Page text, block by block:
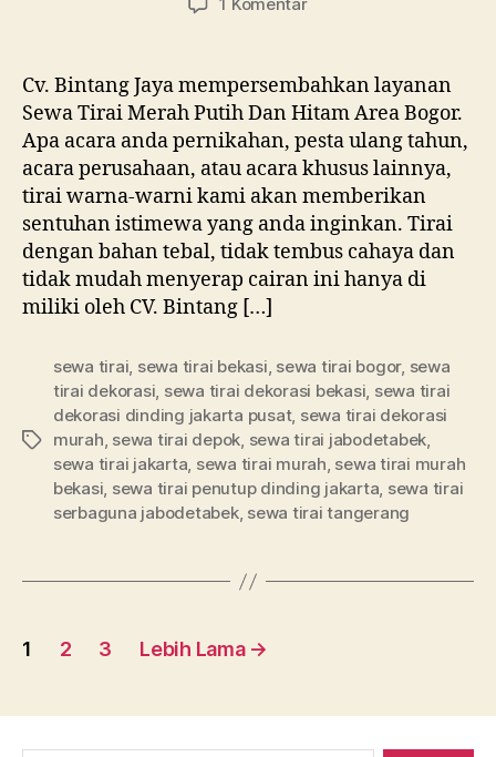
Merah
Putih
Dan
Hitam
Area
Bogor
Cv. Bintang Jaya mempersembahkan layanan
Sewa Tirai Merah Putih Dan Hitam Area Bogor.
Apa acara anda pernikahan, pesta ulang tahun,
acara perusahaan, atau acara khusus lainnya,
tirai warna-warni kami akan memberikan
sentuhan istimewa yang anda inginkan. Tirai
dengan bahan tebal, tidak tembus cahaya dan
tidak mudah menyerap cairan ini hanya di
miliki oleh CV. Bintang […]
Tag
sewa tirai, sewa tirai bekasi, sewa tirai bogor, sewa
tirai dekorasi, sewa tirai dekorasi bekasi, sewa tirai
dekorasi dinding jakarta pusat, sewa tirai dekorasi
murah, sewa tirai depok, sewa tirai jabodetabek,
sewa tirai jakarta, sewa tirai murah, sewa tirai murah
bekasi, sewa tirai penutup dinding jakarta, sewa tirai
serbaguna jabodetabek, sewa tirai tangerang
Paginasi
1 2 3 Lebih Lama →